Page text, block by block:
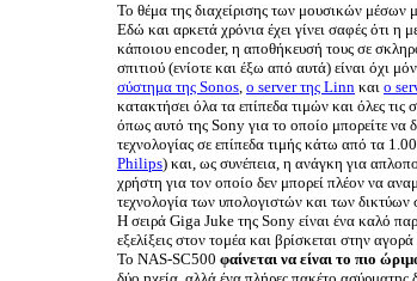
Το θέμα της διαχείρισης των μουσικών μέσων
Εδώ και αρκετά χρόνια έχει γίνει σαφές ότι
κάποιου encoder, η αποθήκευσή τους σε
σπιτιού (ενίοτε και έξω από αυτά) είναι όχι
σύστημα της Sonos, ο server της Linn και ο
κατακτήσει όλα τα επίπεδα τιμών και όλες
όπως αυτό της Sony για το οποίο μπορείτε να
τεχνολογίας σε επίπεδα τιμής κάτω από τα
Philips) και, ως συνέπεια, η ανάγκη για
χρήστη για τον οποίο δεν μπορεί πλέον να
τεχνολογία των υπολογιστών και των δικτύων
Η σειρά Giga Juke της Sony είναι ένα καλό
εξελίξεις στον τομέα και βρίσκεται στην
To NAS-SC500 φαίνεται να είναι το πιο